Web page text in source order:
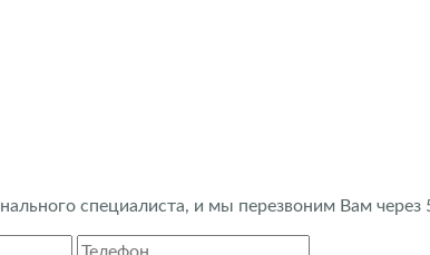
специалиста, и мы перезвоним Вам через